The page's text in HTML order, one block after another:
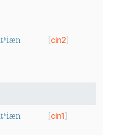
ȶʰiæn [cin2]
ȶʰiæn [cin1]